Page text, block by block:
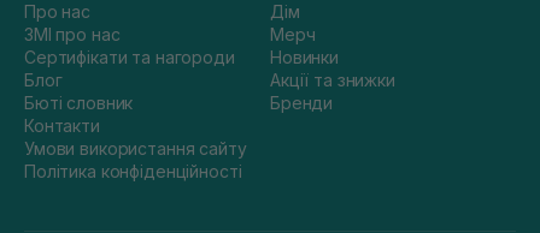
Про нас
ЗМІ про нас
Сертифікати та нагороди
Блог
Бюті словник
Контакти
Умови використання сайту
Політика конфіденційності
Дім
Мерч
Новинки
Акції та знижки
Бренди